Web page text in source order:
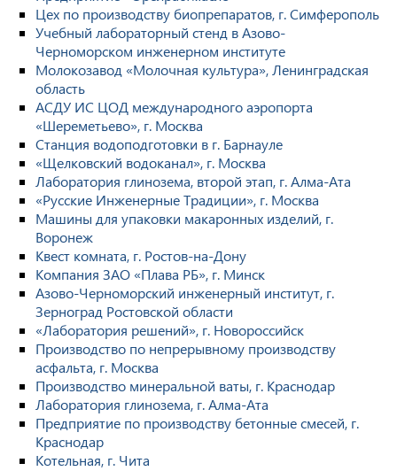
Цех по производству биопрепаратов, г. Симферополь
Учебный лабораторный стенд в Азово-
Черноморском инженерном институте
Молокозавод «Молочная культура», Ленинградская
область
АСДУ ИС ЦОД международного аэропорта
«Шереметьево», г. Москва
Станция водоподготовки в г. Барнауле
«Щелковский водоканал», г. Москва
Лаборатория глинозема, второй этап, г. Алма-Ата
«Русские Инженерные Традиции», г. Москва
Машины для упаковки макаронных изделий, г.
Воронеж
Квест комната, г. Ростов-на-Дону
Компания ЗАО «Плава РБ», г. Минск
Азово-Черноморский инженерный институт, г.
Зерноград Ростовской области
«Лаборатория решений», г. Новороссийск
Производство по непрерывному производству
асфальта, г. Москва
Производство минеральной ваты, г. Краснодар
Лаборатория глинозема, г. Алма-Ата
Предприятие по производству бетонные смесей, г.
Краснодар
Котельная, г. Чита